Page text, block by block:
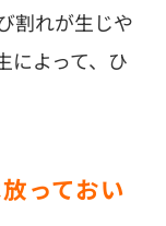
割れが生じや
によって、ひ
っておい